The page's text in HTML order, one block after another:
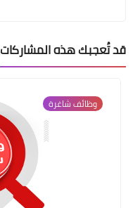
قد تُعجبك هذه المشاركات
وظائف شاغرة